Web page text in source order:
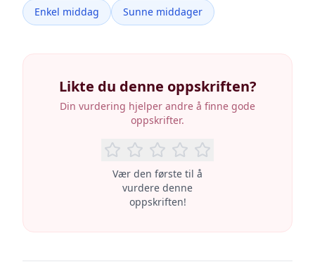
Enkel middag
Sunne middager
Likte du denne oppskriften?
Din vurdering hjelper andre å finne gode
oppskrifter.
Vær den første til å
vurdere denne
oppskriften!